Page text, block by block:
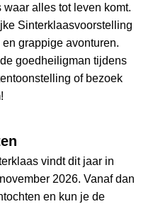
alles tot leven komt.
Sinterklaasvoorstelling
grappige avonturen.
goedheiligman tijdens
of bezoek
vindt dit jaar in
2026. Vanaf dan
en kun je de